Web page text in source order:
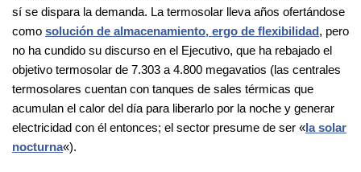
sí se dispara la demanda. La termosolar lleva años ofertándose
como solución de almacenamiento, ergo de flexibilidad, pero
no ha cundido su discurso en el Ejecutivo, que ha rebajado el
objetivo termosolar de 7.303 a 4.800 megavatios (las centrales
termosolares cuentan con tanques de sales térmicas que
acumulan el calor del día para liberarlo por la noche y generar
electricidad con él entonces; el sector presume de ser «la solar
nocturna«).